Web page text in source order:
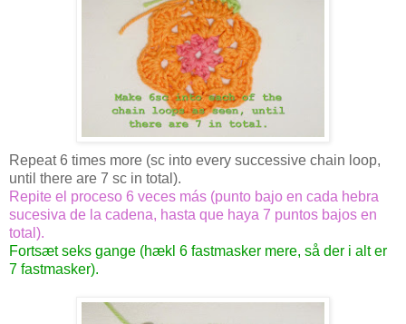
Repeat 6 times more (sc into every successive chain loop,
until there are 7 sc in total).
Repite el proceso 6 veces más (punto bajo en cada hebra
sucesiva de la cadena, hasta que haya 7 puntos bajos en
total).
Fortsæt seks gange (hækl 6 fastmasker mere, så der i alt er
7 fastmasker).